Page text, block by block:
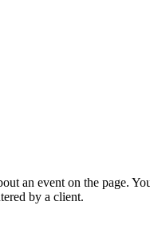
an event on the page.
by a client.